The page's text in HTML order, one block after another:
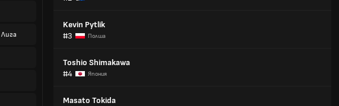
Kevin Pytlik
#3
Полша
Toshio Shimakawa
#4
Япония
Masato Tokida